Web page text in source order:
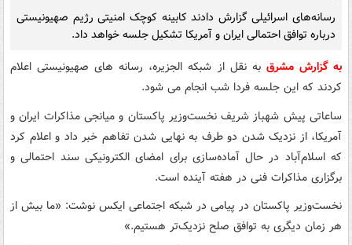
رسانه‌های اسرائیلی گزارش دادند کابینه کوچک امنیتی رژیم صهیونیستی
درباره توافق احتمالی ایران و آمریکا تشکیل جلسه خواهد داد.
به گزارش مشرق به نقل از شبکه الجزیره، رسانه های صهیونیستی اعلام
کردند که این جلسه فردا شب انجام می شود.
ساعاتی پیش شهباز شریف نخست‌وزیر پاکستان و میانجی مذاکرات ایران و
آمریکا، از نزدیک شدن دو طرف به نهایی شدن تفاهم خبر داد و اعلام کرد
که اسلام‌آباد در حال آماده‌سازی برای امضای الکترونیکی سند احتمالی و
برگزاری مذاکرات فنی در هفته آینده است.
نخست‌وزیر پاکستان در پیامی در شبکه اجتماعی ایکس نوشت: «ما بیش از
هر زمان دیگری به توافق صلح نزدیک‌تر هستیم.»